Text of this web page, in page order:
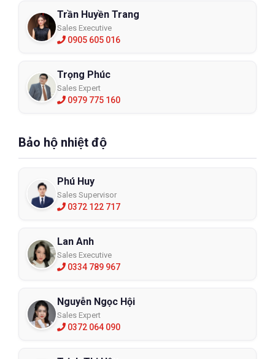
Trần Huyền Trang
Sales Executive
0905 605 016
Trọng Phúc
Sales Expert
0979 775 160
Bảo hộ nhiệt độ
Phú Huy
Sales Supervisor
0372 122 717
Lan Anh
Sales Executive
0334 789 967
Nguyễn Ngọc Hội
Sales Expert
0372 064 090